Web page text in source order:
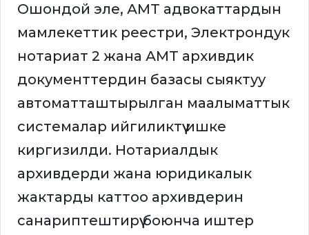
Ошондой эле, АМТ адвокаттардын
мамлекеттик реестри, Электрондук
нотариат 2 жана АМТ архивдик
документтердин базасы сыяктуу
автоматташтырылган маалыматтык
системалар ийгиликтүү ишке
киргизилди. Нотариалдык
архивдерди жана юридикалык
жактарды каттоо архивдерин
санариптештирүү боюнча иштер